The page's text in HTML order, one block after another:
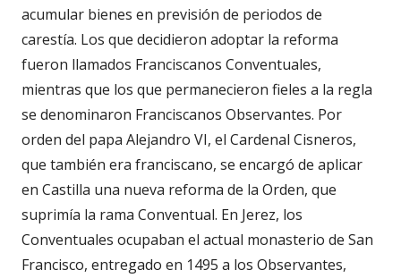
acumular bienes en previsión de periodos de
carestía. Los que decidieron adoptar la reforma
fueron llamados Franciscanos Conventuales,
mientras que los que permanecieron fieles a la regla
se denominaron Franciscanos Observantes. Por
orden del papa Alejandro VI, el Cardenal Cisneros,
que también era franciscano, se encargó de aplicar
en Castilla una nueva reforma de la Orden, que
suprimía la rama Conventual. En Jerez, los
Conventuales ocupaban el actual monasterio de San
Francisco, entregado en 1495 a los Observantes,